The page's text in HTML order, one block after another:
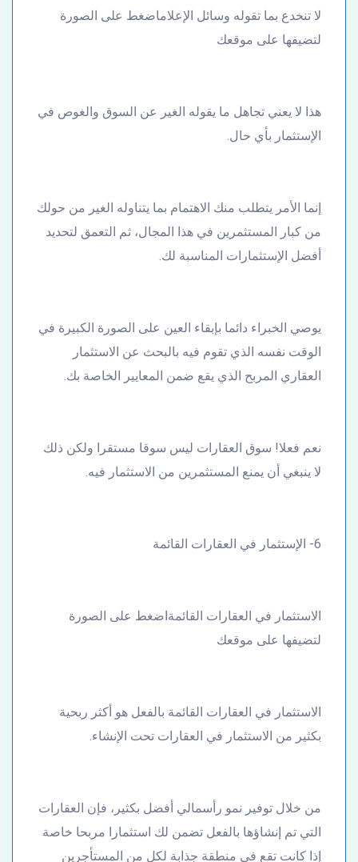
لا تنخدع بما تقوله وسائل الإعلاماضغط على الصورة
لتضيفها على موقعك
هذا لا يعني تجاهل ما يقوله الغير عن السوق والغوص في
الإستثمار بأي حال.
إنما الأمر يتطلب منك الاهتمام بما يتناوله الغير من حولك
من كبار المستثمرين في هذا المجال، ثم التعمق لتحديد
أفضل الإستثمارات المناسبة لك.
يوصي الخبراء دائما بإبقاء العين على الصورة الكبيرة في
الوقت نفسه الذي تقوم فيه بالبحث عن الاستثمار
العقاري المربح الذي يقع ضمن المعايير الخاصة بك.
نعم فعلا! سوق العقارات ليس سوقا مستقرا ولكن ذلك
لا ينبغي أن يمنع المستثمرين من الاستثمار فيه.
6- الإستثمار في العقارات القائمة
الاستثمار في العقارات القائمةاضغط على الصورة
لتضيفها على موقعك
الاستثمار في العقارات القائمة بالفعل هو أكثر ربحية
بكثير من الاستثمار في العقارات تحت الإنشاء.
من خلال توفير نمو رأسمالي أفضل بكثير، فإن العقارات
التي تم إنشاؤها بالفعل تضمن لك استثمارا مربحا خاصة
إذا كانت تقع في منطقة جذابة لكل من المستأجرين